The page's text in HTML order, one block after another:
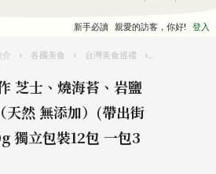
新手必讀 親愛的訪客，你好! 登入
介 › 各國美食 › 台灣美食巡禮 ›
芝士、燒海苔、岩鹽
天然 無添加）(帶出街
獨立包裝12包 一包3